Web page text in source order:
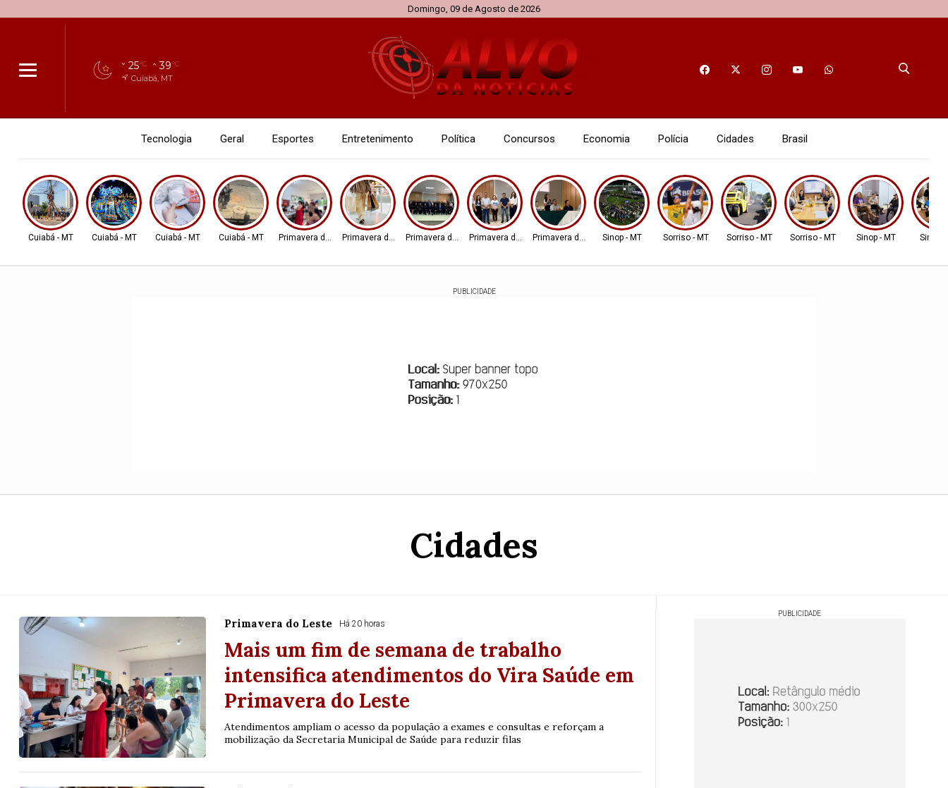
Domingo, 09 de Agosto de 2026
25°C 39°C
Cuiabá, MT
Tecnologia Geral Esportes Entretenimento Política Concursos Economia Polícia Cidades Brasil
Cuiabá - MT Cuiabá - MT Cuiabá - MT Cuiabá - MT Primavera do LestePrimavera do LestePrimavera do LestePrimavera do LestePrimavera do LesteSinop - MT Sorriso - MT Sorriso - MT Sorriso - MT Sinop - MT Sinop -
PUBLICIDADE
Cidades
Primavera do Leste Há 20 horas
Mais um fim de semana de trabalho
intensifica atendimentos do Vira Saúde em
Primavera do Leste
Atendimentos ampliam o acesso da população a exames e consultas e reforçam a
mobilização da Secretaria Municipal de Saúde para reduzir filas
PUBLICIDADE